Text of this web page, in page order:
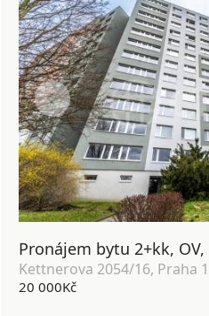
Kettnerova 2054/16, Praha
20 000Kč